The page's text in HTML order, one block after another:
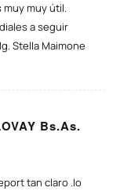
muy muy útil.
a seguir
Stella Maimone
Bs.As.
tan claro .lo